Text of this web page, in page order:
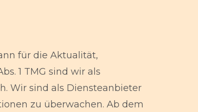
für die Aktualität,
1 TMG sind wir als
Wir sind als Diensteanbieter
zu überwachen. Ab dem